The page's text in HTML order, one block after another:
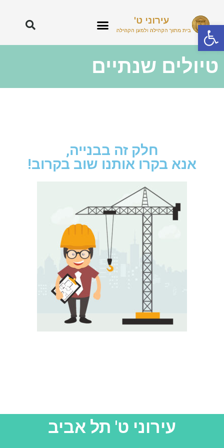
פתח סרגל נגישות
טיולים שנתיים
חלק זה בבנייה,
אנא בקרו אותנו שוב בקרוב!
עירוני ט' תל אביב